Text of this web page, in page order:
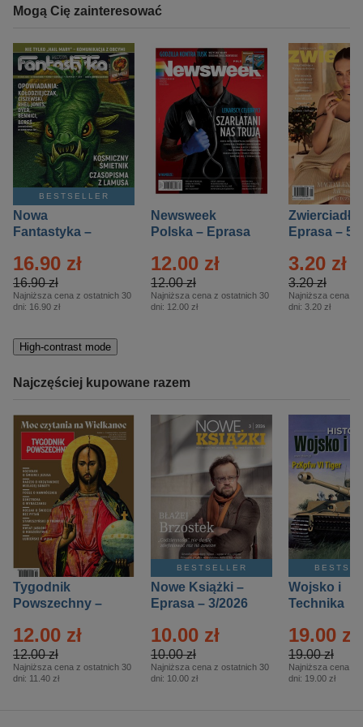
Mogą Cię zainteresować
BESTSELLER
Nowa
Fantastyka –
16.90 zł
16.90 zł
Najniższa cena z ostatnich 30
dni: 16.90 zł
Newsweek
Polska – Eprasa
12.00 zł
12.00 zł
Najniższa cena z ostatnich 30
dni: 12.00 zł
Zwierciadło
Eprasa – 5/
3.20 zł
3.20 zł
Najniższa cena z
dni: 3.20 zł
High-contrast mode
Najczęściej kupowane razem
Tygodnik
Powszechny –
12.00 zł
12.00 zł
Najniższa cena z ostatnich 30
dni: 11.40 zł
BESTSELLER
Nowe Książki –
Eprasa – 3/2026
10.00 zł
10.00 zł
Najniższa cena z ostatnich 30
dni: 10.00 zł
Wojsko i
Technika
– 2/2026
19.00 zł
19.00 zł
Najniższa cena z
dni: 19.00 zł